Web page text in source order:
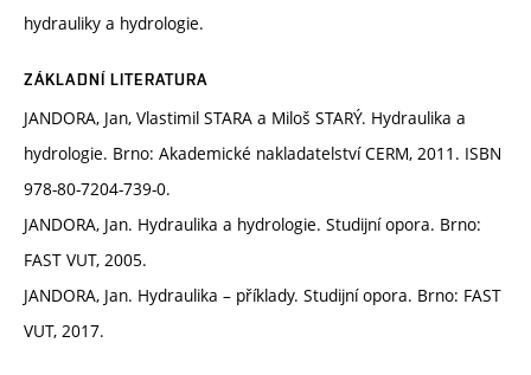
hydrauliky a hydrologie.
ZÁKLADNÍ LITERATURA
JANDORA, Jan, Vlastimil STARA a Miloš STARÝ. Hydraulika a
hydrologie. Brno: Akademické nakladatelství CERM, 2011. ISBN
978-80-7204-739-0.
JANDORA, Jan. Hydraulika a hydrologie. Studijní opora. Brno:
FAST VUT, 2005.
JANDORA, Jan. Hydraulika – příklady. Studijní opora. Brno: FAST
VUT, 2017.